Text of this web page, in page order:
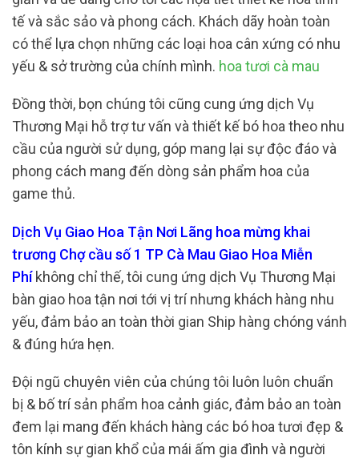
tế và sắc sảo và phong cách. Khách dãy hoàn toàn
có thể lựa chọn những các loại hoa cân xứng có nhu
yếu & sở trường của chính mình. hoa tươi cà mau
Đồng thời, bọn chúng tôi cũng cung ứng dịch Vụ
Thương Mại hỗ trợ tư vấn và thiết kế bó hoa theo nhu
cầu của người sử dụng, góp mang lại sự độc đáo và
phong cách mang đến dòng sản phẩm hoa của
game thủ.
Dịch Vụ Giao Hoa Tận Nơi Lãng hoa mừng khai
trương Chợ cầu số 1 TP Cà Mau Giao Hoa Miễn
Phíkhông chỉ thế, tôi cung ứng dịch Vụ Thương Mại
bàn giao hoa tận nơi tới vị trí nhưng khách hàng nhu
yếu, đảm bảo an toàn thời gian Ship hàng chóng vánh
& đúng hứa hẹn.
Đội ngũ chuyên viên của chúng tôi luôn luôn chuẩn
bị & bố trí sản phẩm hoa cảnh giác, đảm bảo an toàn
đem lại mang đến khách hàng các bó hoa tươi đẹp &
tôn kính sự gian khổ của mái ấm gia đình và người